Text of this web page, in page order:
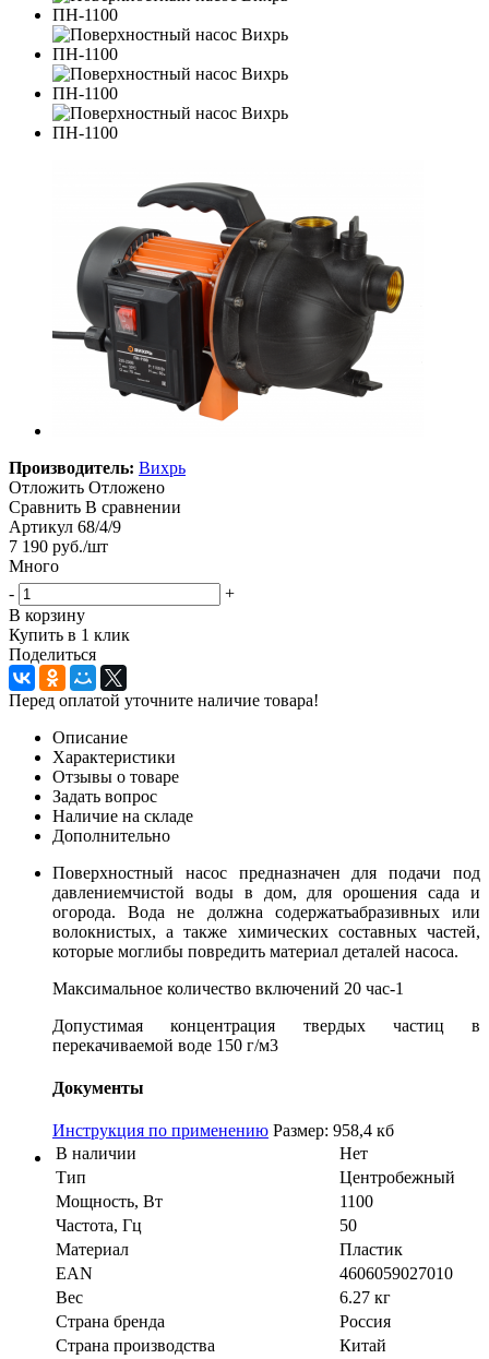
Производитель: Вихрь
Отложить Отложено
Сравнить В сравнении
Артикул 68/4/9
7 190 руб./шт
Много
-
+
В корзину
Купить в 1 клик
Поделиться
Перед оплатой уточните наличие товара!
Описание
Характеристики
Отзывы о товаре
Задать вопрос
Наличие на складе
Дополнительно
Поверхностный насос предназначен для подачи под
давлениемчистой воды в дом, для орошения сада и
огорода. Вода не должна содержатьабразивных или
волокнистых, а также химических составных частей,
которые моглибы повредить материал деталей насоса.
Максимальное количество включений 20 час-1
Допустимая концентрация твердых частиц в
перекачиваемой воде 150 г/м3
Документы
Инструкция по применению Размер: 958,4 кб
В наличии
Нет
Тип
Центробежный
Мощность, Вт
1100
Частота, Гц
50
Материал
Пластик
EAN
4606059027010
Вес
6.27 кг
Страна бренда
Россия
Страна производства
Китай